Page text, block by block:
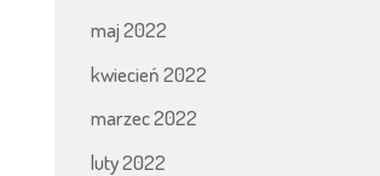
maj 2022
kwiecień 2022
marzec 2022
luty 2022